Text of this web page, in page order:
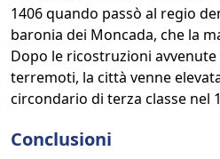
1406 quando passò al regio
baronia dei Moncada, che la
Dopo le ricostruzioni
terremoti, la città venne
circondario di terza classe nel
Conclusioni